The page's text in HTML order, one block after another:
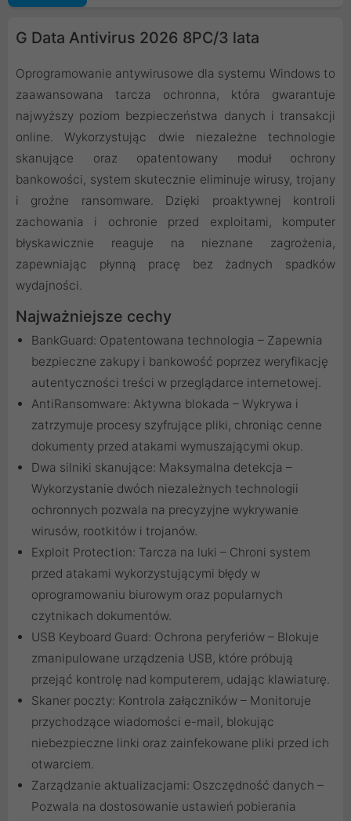
G Data Antivirus 2026 8PC/3 lata
Oprogramowanie antywirusowe dla systemu Windows to
zaawansowana tarcza ochronna, która gwarantuje
najwyższy poziom bezpieczeństwa danych i transakcji
online. Wykorzystując dwie niezależne technologie
skanujące oraz opatentowany moduł ochrony
bankowości, system skutecznie eliminuje wirusy, trojany
i groźne ransomware. Dzięki proaktywnej kontroli
zachowania i ochronie przed exploitami, komputer
błyskawicznie reaguje na nieznane zagrożenia,
zapewniając płynną pracę bez żadnych spadków
wydajności.
Najważniejsze cechy
BankGuard: Opatentowana technologia – Zapewnia
bezpieczne zakupy i bankowość poprzez weryfikację
autentyczności treści w przeglądarce internetowej.
AntiRansomware: Aktywna blokada – Wykrywa i
zatrzymuje procesy szyfrujące pliki, chroniąc cenne
dokumenty przed atakami wymuszającymi okup.
Dwa silniki skanujące: Maksymalna detekcja –
Wykorzystanie dwóch niezależnych technologii
ochronnych pozwala na precyzyjne wykrywanie
wirusów, rootkitów i trojanów.
Exploit Protection: Tarcza na luki – Chroni system
przed atakami wykorzystującymi błędy w
oprogramowaniu biurowym oraz popularnych
czytnikach dokumentów.
USB Keyboard Guard: Ochrona peryferiów – Blokuje
zmanipulowane urządzenia USB, które próbują
przejąć kontrolę nad komputerem, udając klawiaturę.
Skaner poczty: Kontrola załączników – Monitoruje
przychodzące wiadomości e-mail, blokując
niebezpieczne linki oraz zainfekowane pliki przed ich
otwarciem.
Zarządzanie aktualizacjami: Oszczędność danych –
Pozwala na dostosowanie ustawień pobierania